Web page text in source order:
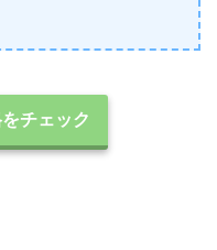
チェック